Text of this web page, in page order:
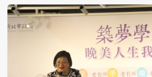
悅，也讓他們重新探索自我表達的
課程還特別引入青銀共創的機制
外，還有中部在地的大學生參與
上認為年輕世代僅是服務提供者
這樣的合作，促進了長輩與年輕
話、同理心及合作，讓藝術創齡
共融的共事平台，進一步建立跨
的承諾。今年，勵馨基金會進一
北西門紅樓廣場舉辦「這我！
少年音樂祭」，旨在延續女孩日
青少年創造一個表達自我的平台。 此次音樂
不僅是一場音樂盛會，還針對青
刻關注。新光銀行作為活動的長
了資助此次音樂祭，還在現場設